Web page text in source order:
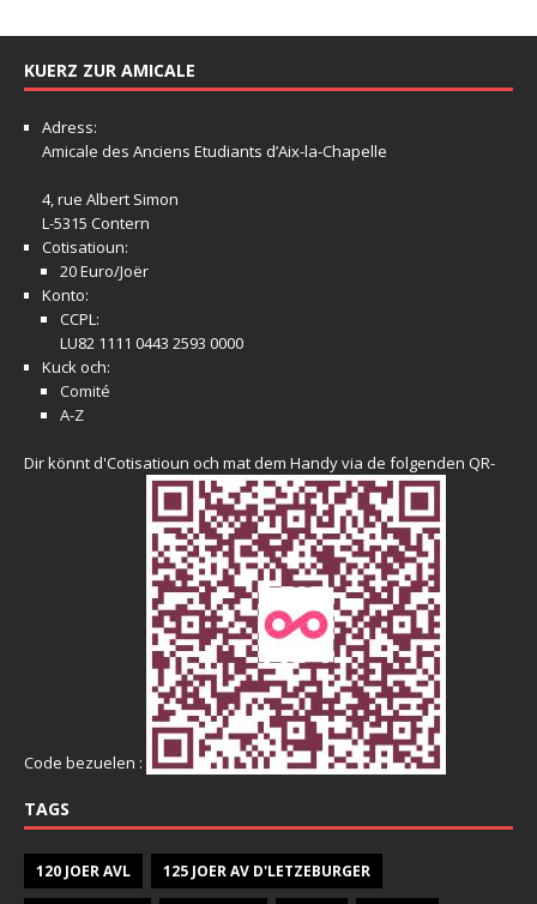
KUERZ ZUR AMICALE
Adress:
Amicale des Anciens Etudiants d’Aix-la-Chapelle
4, rue Albert Simon
L-5315 Contern
Cotisatioun:
20 Euro/Joër
Konto:
CCPL:
LU82 1111 0443 2593 0000
Kuck och:
Comité
A-Z
Dir könnt d'Cotisatioun och mat dem Handy via de folgenden QR-
Code bezuelen :
TAGS
120 JOER AVL 125 JOER AV D'LETZEBURGER